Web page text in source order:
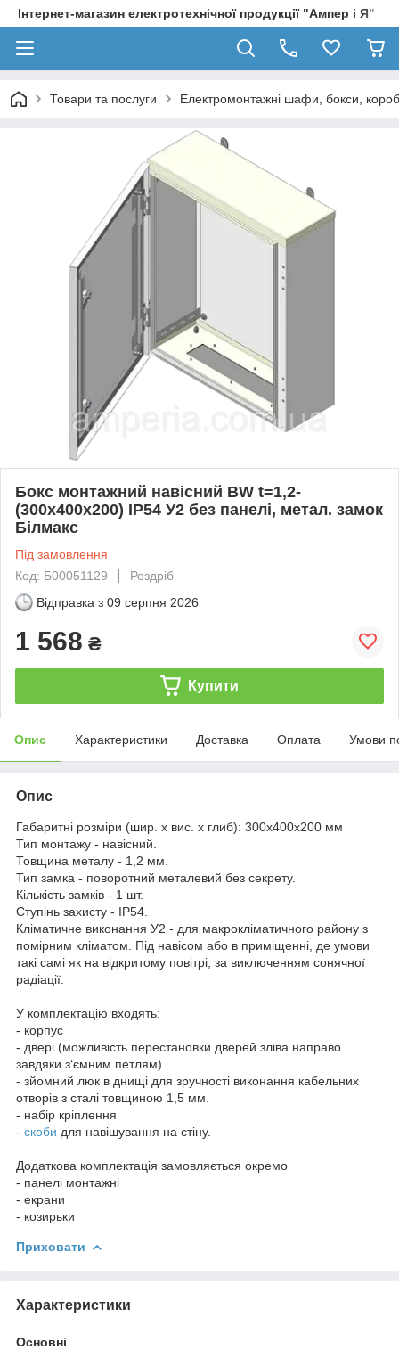
Інтернет-магазин електротехнічної продукції "Ампер і Я"
Товари та послуги Електромонтажні шафи, бокси,
Бокс монтажний навісний BW t=1,2-
(300х400х200) IP54 У2 без панелі, метал. замок
Білмакс
Під замовлення
Код: Б00051129
Роздріб
Відправка з 09 серпня 2026
1 568 ₴
Купити
Опис Характеристики Доставка Оплата Умови
Опис
Габаритні розміри (шир. х вис. х глиб): 300х400х200 мм
Тип монтажу - навісний.
Товщина металу - 1,2 мм.
Тип замка - поворотний металевий без секрету.
Кількість замків - 1 шт.
Ступінь захисту - IP54.
Кліматичне виконання У2 - для макрокліматичного району з
помірним кліматом. Під навісом або в приміщенні, де умови
такі самі як на відкритому повітрі, за виключенням сонячної
радіації.
У комплектацію входять:
- корпус
- двері (можливість перестановки дверей зліва направо
завдяки з‘ємним петлям)
- зйомний люк в днищі для зручності виконання кабельних
отворів з сталі товщиною 1,5 мм.
- набір кріплення
- скоби для навішування на стіну.
Додаткова комплектація замовляється окремо
- панелі монтажні
- екрани
- козирьки
Приховати
Характеристики
Основні